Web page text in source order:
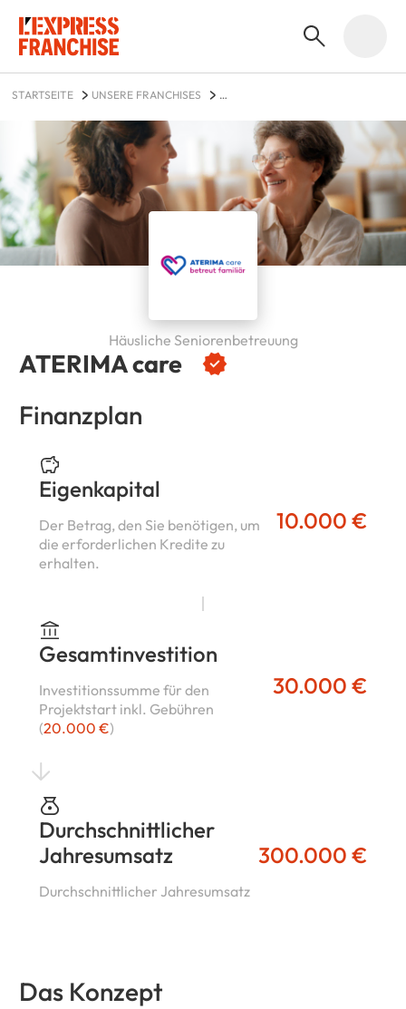
STARTSEITE
UNSERE FRANCHISES
ATERIMA care
Häusliche Seniorenbetreuung
Finanzplan
Eigenkapital
Der Betrag, den Sie benötigen, um
die erforderlichen Kredite zu
erhalten.
10.000 €
Gesamtinvestition
Investitionssumme für den
Projektstart inkl. Gebühren
(20.000 €)
30.000 €
Durchschnittlicher
Jahresumsatz
Durchschnittlicher Jahresumsatz
300.000 €
Das Konzept